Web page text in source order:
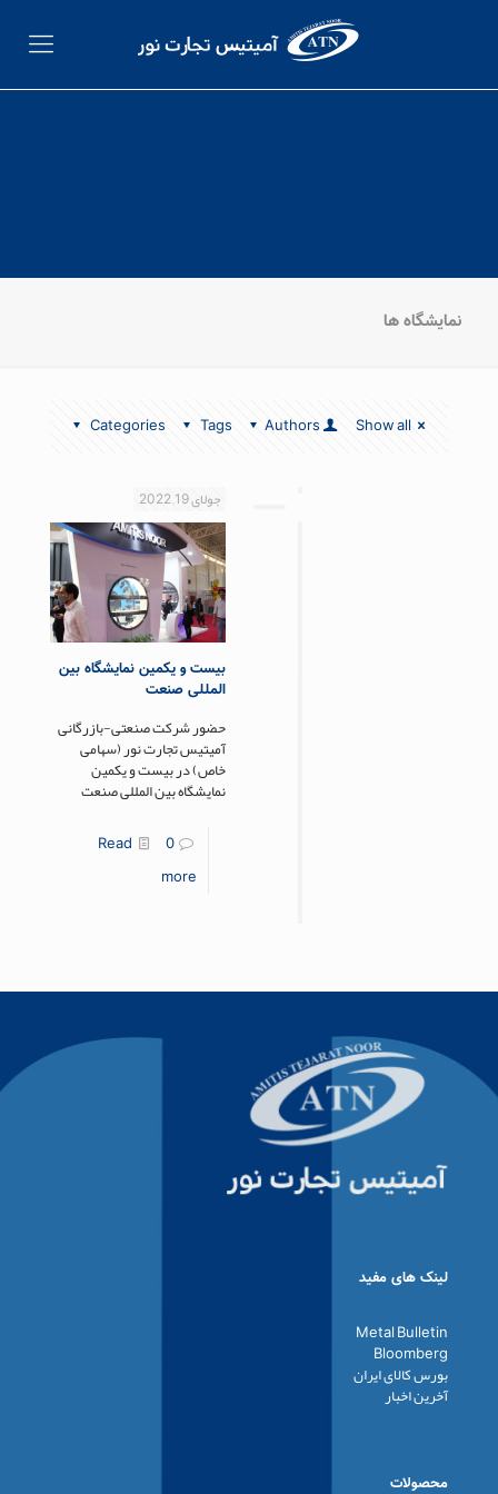
نمایشگاه ها
Categories Tags Authors Show all
جولای 19, 2022
بیست و یکمین نمایشگاه بین
المللی صنعت
حضور شرکت صنعتی-بازرگانی
آمیتیس تجارت نور (سهامی
خاص) در بیست و یکمین
نمایشگاه بین المللی صنعت
0
Read
more
لینک های مفید
Metal Bulletin
Bloomberg
بورس کالای ایران
آخرین اخبار
محصولات